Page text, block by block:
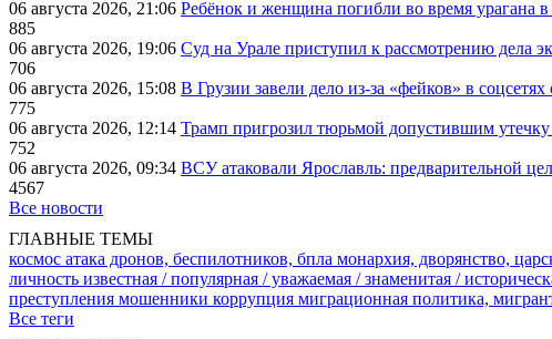
06 августа 2026, 21:06 Ребёнок и женщина погибли во время урагана
885
06 августа 2026, 19:06 Суд на Урале приступил к рассмотрению дела
706
06 августа 2026, 15:08 В Грузии завели дело из-за «фейков» в
775
06 августа 2026, 12:14 Трамп пригрозил тюрьмой допустившим
752
06 августа 2026, 09:34 ВСУ атаковали Ярославль: предварительной
4567
Все новости
ГЛАВНЫЕ ТЕМЫ
космос атака дронов, беспилотников, бпла монархия, дворянство,
личность известная / популярная / уважаемая / знаменитая /
преступления мошенники коррупция миграционная политика,
Все теги